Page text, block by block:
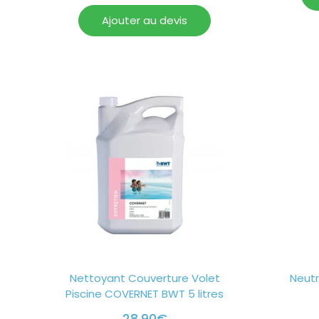
Ajouter au devis
Nettoyant Couverture Volet
Piscine COVERNET BWT 5 litres